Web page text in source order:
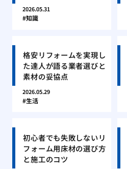
2026.05.31
知識
格安リフォームを実現し
た達人が語る業者選びと
素材の妥協点
2026.05.29
生活
初心者でも失敗しないリ
フォーム用床材の選び方
と施工のコツ